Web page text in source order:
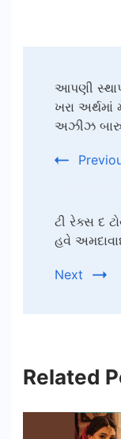
આપણી
ખરા
અઝીઝ
ટી રેક્સ દ
હવે
Next
Related